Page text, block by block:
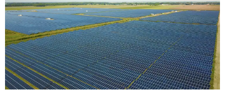
设
计
和
可
视
化
奖
Joachim
Herz
基
金
会